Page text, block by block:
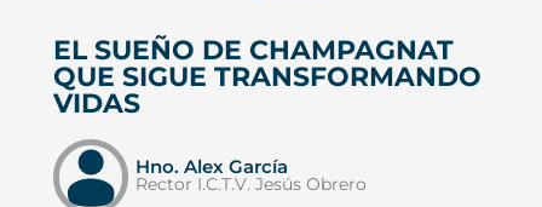
EL SUEÑO DE CHAMPAGNAT
QUE SIGUE TRANSFORMANDO
VIDAS
Hno. Alex García
Rector I.C.T.V. Jesús Obrero